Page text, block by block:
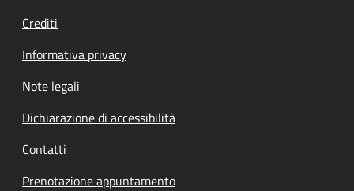
Crediti
Informativa privacy
Note legali
Dichiarazione di accessibilità
Contatti
Prenotazione appuntamento